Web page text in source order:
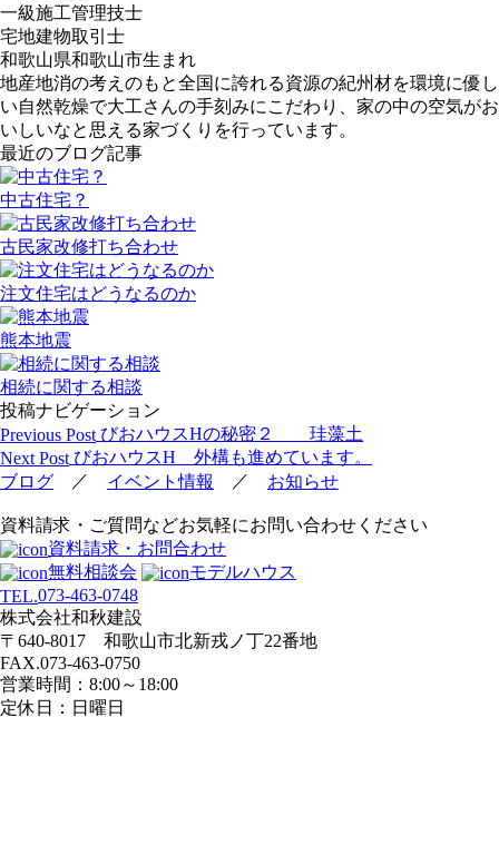
一級施工管理技士
宅地建物取引士
和歌山県和歌山市生まれ
地産地消の考えのもと全国に誇れる資源の紀州材を環境に優し
い自然乾燥で大工さんの手刻みにこだわり、家の中の空気がお
いしいなと思える家づくりを行っています。
最近のブログ記事
中古住宅？
古民家改修打ち合わせ
注文住宅はどうなるのか
熊本地震
相続に関する相談
投稿ナビゲーション
Previous Post びおハウスHの秘密２ 珪藻土
Next Post びおハウスH 外構も進めています。
ブログ ／ イベント情報 ／ お知らせ
資料請求・ご質問などお気軽にお問い合わせください
資料請求・お問合わせ
無料相談会
モデルハウス
TEL.073-463-0748
株式会社和秋建設
〒640-8017 和歌山市北新戎ノ丁22番地
FAX.073-463-0750
営業時間：8:00～18:00
定休日：日曜日